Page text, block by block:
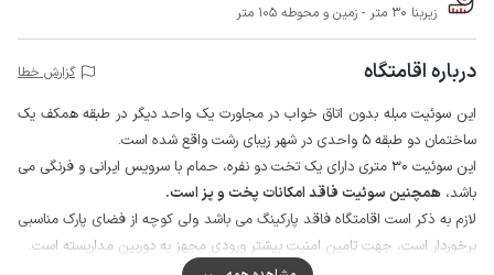
زیربنا 30 متر - زمین و محوطه 105 متر
درباره اقامتگاه گزارش خطا
این سوئیت مبله بدون اتاق خواب در مجاورت یک واحد دیگر در طبقه همکف یک
ساختمان دو طبقه 5 واحدی در شهر زیبای رشت واقع شده است.
این سوئیت 30 متری دارای یک تخت دو نفره، حمام با سرویس ایرانی و فرنگی می
باشد، همچنین سوئیت فاقد امکانات پخت و پز است.
لازم به ذکر است اقامتگاه فاقد پارکینگ می باشد ولی کوچه از فضای پارک مناسبی
برخوردار است، جهت تامین امنیت بیشتر ورودی مجهز به دوربین مداربسته است.